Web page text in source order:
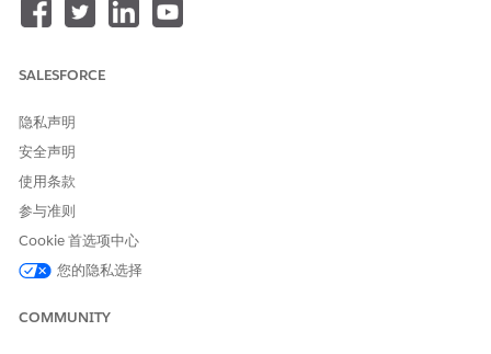
数。对于单一代码的优惠券，请输入一个足够大的数字作为
字来满足您的业务需求。对于多个代码优惠券，请输入一
每位客户兑换次数 - 单个购物者可以兑换此优惠券的次数。
惠券的次数。时间段是天数，以滚动窗口呈现。例如，如果
限制为每周一次，购物者可以在每月的 16 日和 23 日使用
优惠券。
SALESFORCE
隐私声明
安全声明
使用条款
参与准则
Cookie 首选项中心
您的隐私选择
COMMUNITY